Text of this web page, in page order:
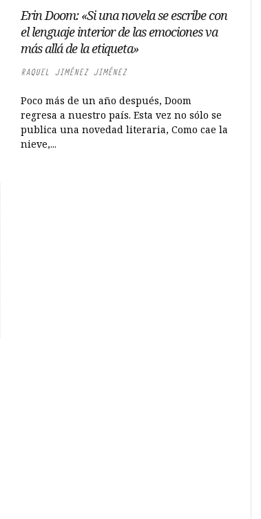
Erin Doom: «Si una novela se escribe con
el lenguaje interior de las emociones va
más allá de la etiqueta»
RAQUEL JIMÉNEZ JIMÉNEZ
Poco más de un año después, Doom
regresa a nuestro país. Esta vez no sólo se
publica una novedad literaria, Como cae la
nieve,...